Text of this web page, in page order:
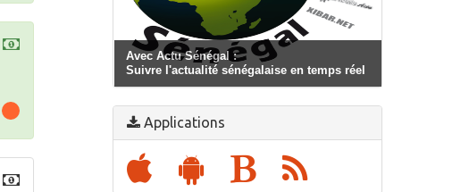
Avec Actu Sénégal :
Suivre l'actualité sénégalaise en temps réel
Applications